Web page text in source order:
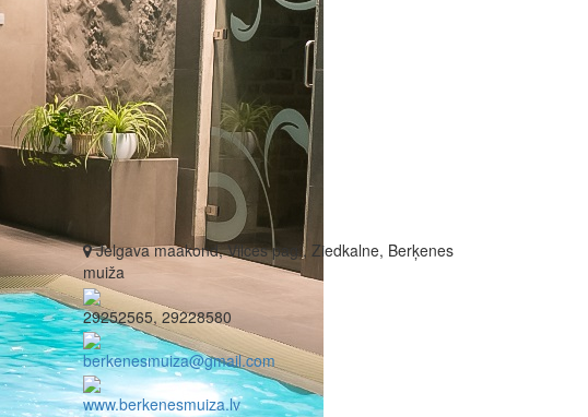
Jelgava maakond, Vilces pag., Ziedkalne, Berķenes
muiža
29252565, 29228580
berkenesmuiza@gmail.com
www.berkenesmuiza.lv